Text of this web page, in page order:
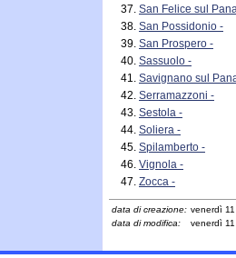
San Felice sul
San Possidonio -
San Prospero -
Sassuolo -
Savignano sul
Serramazzoni -
Sestola -
Soliera -
Spilamberto -
Vignola -
Zocca -
data di creazione: venerdì
data di modifica:
venerdì